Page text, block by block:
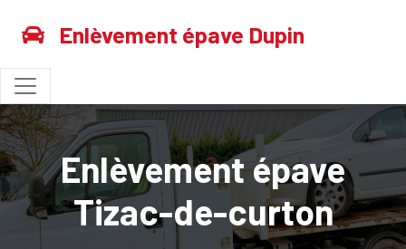
Enlèvement épave Dupin
Enlèvement épave
Tizac-de-curton